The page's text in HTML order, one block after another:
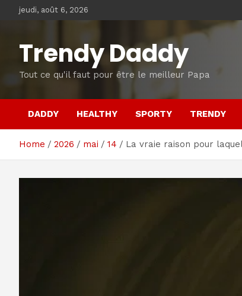
jeudi, août 6, 2026
Trendy Daddy
Tout ce qu'il faut pour être le meilleur Papa
DADDY HEALTHY SPORTY TRENDY
Home 2026 mai 14 La vraie raison pour